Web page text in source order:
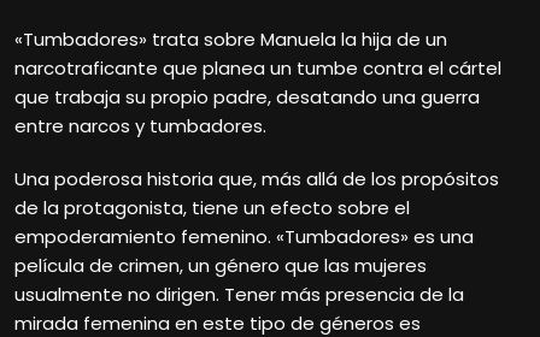
«Tumbadores» trata sobre Manuela la hija de un
narcotraficante que planea un tumbe contra el cártel
que trabaja su propio padre, desatando una guerra
entre narcos y tumbadores.
Una poderosa historia que, más allá de los propósitos
de la protagonista, tiene un efecto sobre el
empoderamiento femenino. «Tumbadores» es una
película de crimen, un género que las mujeres
usualmente no dirigen. Tener más presencia de la
mirada femenina en este tipo de géneros es